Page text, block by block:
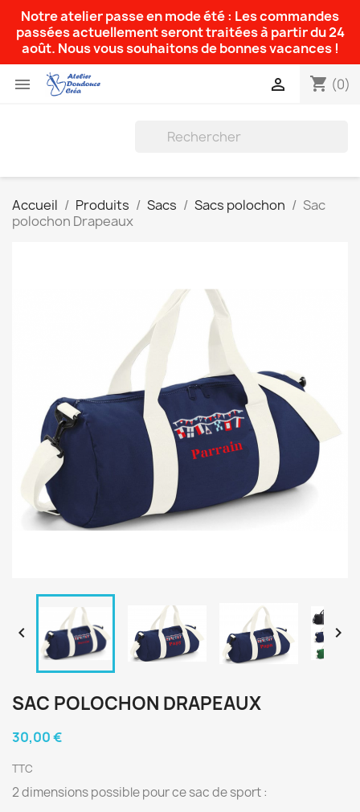
Notre atelier passe en mode été : Les commandes
passées actuellement seront traitées à partir du 24
août. Nous vous souhaitons de bonnes vacances !
 shopping_cart (0)

Accueil Produits Sacs Sacs polochon
Sac
polochon Drapeaux
 
SAC POLOCHON DRAPEAUX
30,00 €
TTC
2 dimensions possible pour ce sac de sport :